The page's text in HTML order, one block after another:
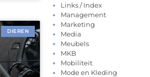
DIEREN
Links / Index
Management
Marketing
Media
Meubels
MKB
Mobiliteit
Mode en Kleding